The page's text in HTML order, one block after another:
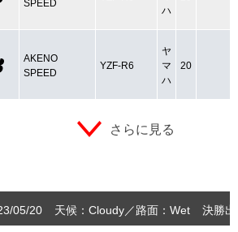
SPEED
ハ
AKENO
SPEED
YZF-R6
ヤ
マ
ハ
20
さらに見る
05/20 天候：Cloudy 路面：Wet 決勝